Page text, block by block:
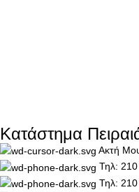
Κατάστημα
Ακτή
Τηλ:
Τηλ: